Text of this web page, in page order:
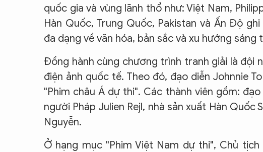
quốc gia và vùng lãnh thổ như: Việt Nam,
Hàn Quốc, Trung Quốc, Pakistan và Ấn Độ
đa dạng về văn hóa, bản sắc và xu hướng sáng
Đồng hành cùng chương trình tranh giải là đội
điện ảnh quốc tế. Theo đó, đạo diễn Johnnie
"Phim châu Á dự thi". Các thành viên gồm:
người Pháp Julien Rejl, nhà sản xuất Hàn Quốc
Nguyễn.
Ở hạng mục "Phim Việt Nam dự thi", Chủ